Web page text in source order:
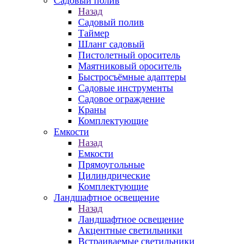
Назад
Садовый полив
Таймер
Шланг садовый
Пистолетный ороситель
Маятниковый ороситель
Быстросъёмные адаптеры
Садовые инструменты
Садовое ограждение
Краны
Комплектующие
Емкости
Назад
Емкости
Прямоугольные
Цилиндрические
Комплектующие
Ландшафтное освещение
Назад
Ландшафтное освещение
Акцентные светильники
Встраиваемые светильники